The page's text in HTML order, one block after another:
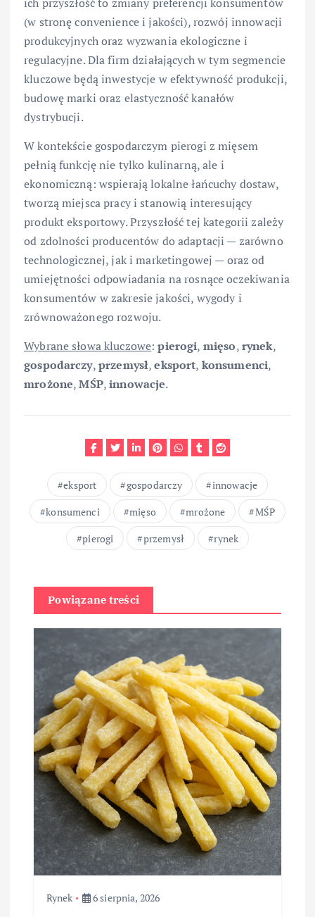
(w stronę convenience i jakości), rozwój innowacji
produkcyjnych oraz wyzwania ekologiczne i
regulacyjne. Dla firm działających w tym segmencie
kluczowe będą inwestycje w efektywność produkcji,
budowę marki oraz elastyczność kanałów
dystrybucji.
W kontekście gospodarczym pierogi z mięsem
pełnią funkcję nie tylko kulinarną, ale i
ekonomiczną: wspierają lokalne łańcuchy dostaw,
tworzą miejsca pracy i stanowią interesujący
produkt eksportowy. Przyszłość tej kategorii zależy
od zdolności producentów do adaptacji — zarówno
technologicznej, jak i marketingowej — oraz od
umiejętności odpowiadania na rosnące oczekiwania
konsumentów w zakresie jakości, wygody i
zrównoważonego rozwoju.
Wybrane słowa kluczowe:pierogi, mięso,rynek,
gospodarczy,przemysł,eksport, konsumenci,
mrożone,MŚP,innowacje.
eksport gospodarczy
innowacje
konsumenci
mięso mrożone
MŚP
pierogi
przemysł rynek
Powiązane treści
Rynek 6 sierpnia, 2026